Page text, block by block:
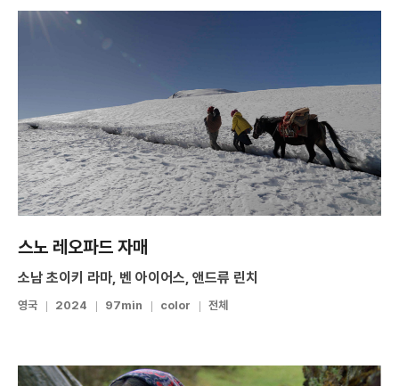
스노 레오파드 자매
소남 초이키 라마, 벤 아이어스, 앤드류 린치
영국 2024 97min color 전체